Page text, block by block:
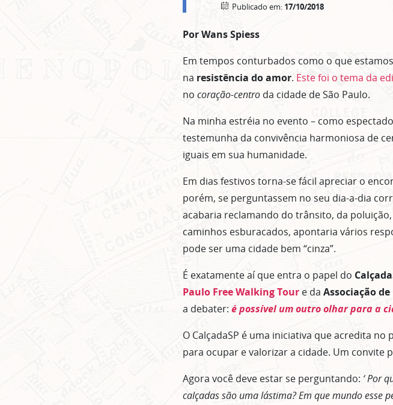
Publicado em: 17/10/2018
Por Wans Spiess
Em tempos conturbados como o que
na resistência do amor. Este foi o tema da
no coração-centro da cidade de São Paulo.
Na minha estréia no evento – como
testemunha da convivência harmoniosa de
iguais em sua humanidade.
Em dias festivos torna-se fácil apreciar o
porém, se perguntassem no seu dia-a-dia
acabaria reclamando do trânsito, da
caminhos esburacados, apontaria vários
pode ser uma cidade bem “cinza”.
É exatamente aí que entra o papel do
Paulo Free Walking Tour e da Associação
a debater: é possível um outro olhar para a
O CalçadaSP é uma iniciativa que acredita
para ocupar e valorizar a cidade. Um convite
Agora você deve estar se perguntando: ‘ Por
calçadas são uma lástima? Em que mundo esse